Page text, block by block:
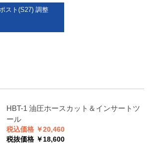
スト(S27) 調整
HBT-1 油圧ホースカット＆インサートツ
ール
税込価格 ￥20,460
税抜価格 ￥18,600